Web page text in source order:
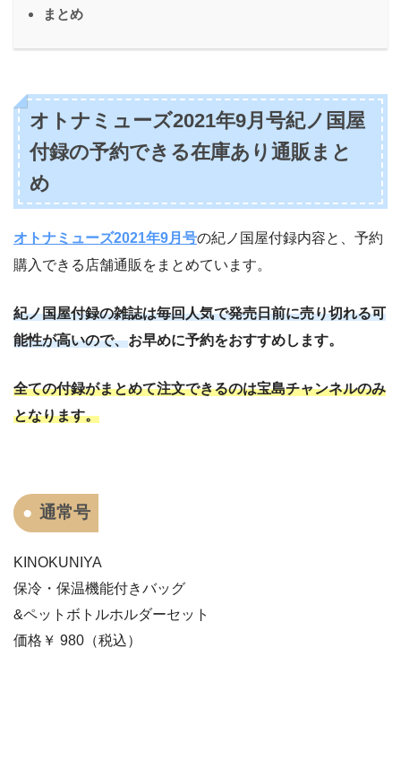
まとめ
オトナミューズ2021年9月号紀ノ国屋
付録の予約できる在庫あり通販まと
め
オトナミューズ2021年9月号の紀ノ国屋付録内容と、予約
購入できる店舗通販をまとめています。
紀ノ国屋付録の雑誌は毎回人気で発売日前に売り切れる可
能性が高いので、お早めに予約をおすすめします。
全ての付録がまとめて注文できるのは宝島チャンネルのみ
となります。
通常号
KINOKUNIYA
保冷・保温機能付きバッグ
&ペットボトルホルダーセット
価格￥ 980 （税込）